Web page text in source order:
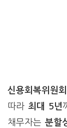
신용회복위원회
따라 최대 5년
채무자는 분할